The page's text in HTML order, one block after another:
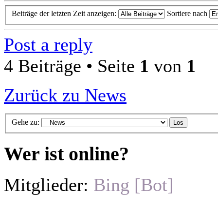
Beiträge der letzten Zeit anzeigen: Sortiere nach
Post a reply
4 Beiträge • Seite 1 von 1
Zurück zu News
Gehe zu:
Wer ist online?
Mitglieder: Bing [Bot]